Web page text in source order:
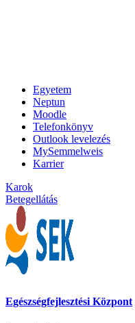
Egyetem
Neptun
Moodle
Telefonkönyv
Outlook levelezés
MySemmelweis
Karrier
Karok
Betegellátás
Egészségfejlesztési Központ